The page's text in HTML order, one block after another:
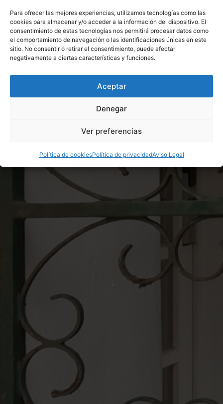
Para ofrecer las mejores experiencias, utilizamos tecnologías como las
cookies para almacenar y/o acceder a la información del dispositivo. El
consentimiento de estas tecnologías nos permitirá procesar datos como
el comportamiento de navegación o las identificaciones únicas en este
sitio. No consentir o retirar el consentimiento, puede afectar
negativamente a ciertas características y funciones.
Aceptar
Denegar
Ver preferencias
Política de cookiesPolítica de privacidadAviso Legal